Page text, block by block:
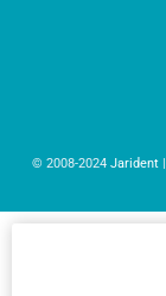
© 2008-2024 Jarident